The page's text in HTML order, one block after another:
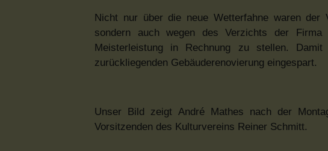
Nicht nur über die neue Wetterfahne waren der
sondern auch wegen des Verzichts der Firma
Meisterleistung in Rechnung zu stellen.
zurückliegenden Gebäuderenovierung eingespart.
Unser Bild zeigt André Mathes nach der
Vorsitzenden des Kulturvereins Reiner Schmitt.